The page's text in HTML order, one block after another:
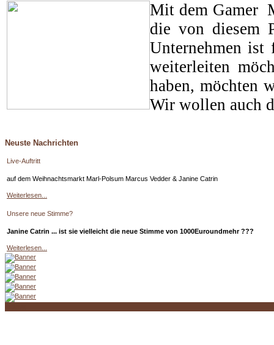
Mit dem Gamer
die von diesem
Unternehmen
weiterleiten
haben, möchten
Wir wollen auch
Neuste Nachrichten
Live-Auftritt
auf dem Weihnachtsmarkt Marl-Polsum Marcus Vedder & Janine Catrin
Weiterlesen...
Unsere neue Stimme?
Janine Catrin ... ist sie vielleicht die neue Stimme von 1000Euroundmehr ???
Weiterlesen...